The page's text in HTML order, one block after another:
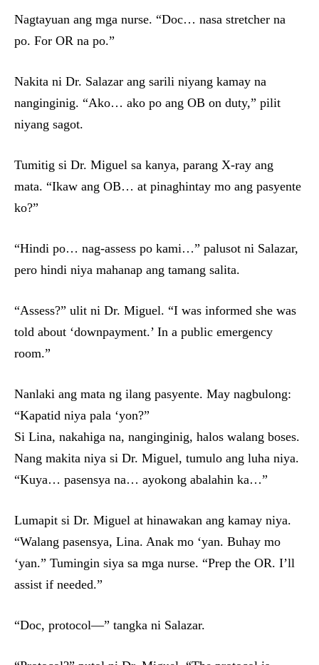
Nagtayuan ang mga nurse. “Doc… nasa stretcher na
po. For OR na po.”
Nakita ni Dr. Salazar ang sarili niyang kamay na
nanginginig. “Ako… ako po ang OB on duty,” pilit
niyang sagot.
Tumitig si Dr. Miguel sa kanya, parang X-ray ang
mata. “Ikaw ang OB… at pinaghintay mo ang pasyente
ko?”
“Hindi po… nag-assess po kami…” palusot ni Salazar,
pero hindi niya mahanap ang tamang salita.
“Assess?” ulit ni Dr. Miguel. “I was informed she was
told about ‘downpayment.’ In a public emergency
room.”
Nanlaki ang mata ng ilang pasyente. May nagbulong:
“Kapatid niya pala ‘yon?”
Si Lina, nakahiga na, nanginginig, halos walang boses.
Nang makita niya si Dr. Miguel, tumulo ang luha niya.
“Kuya… pasensya na… ayokong abalahin ka…”
Lumapit si Dr. Miguel at hinawakan ang kamay niya.
“Walang pasensya, Lina. Anak mo ‘yan. Buhay mo
‘yan.” Tumingin siya sa mga nurse. “Prep the OR. I’ll
assist if needed.”
“Doc, protocol—” tangka ni Salazar.